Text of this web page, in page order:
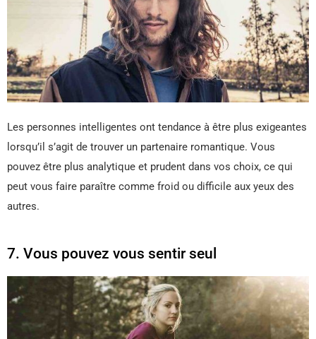
Les personnes intelligentes ont tendance à être plus exigeantes
lorsqu’il s’agit de trouver un partenaire romantique. Vous
pouvez être plus analytique et prudent dans vos choix, ce qui
peut vous faire paraître comme froid ou difficile aux yeux des
autres.
7. Vous pouvez vous sentir seul